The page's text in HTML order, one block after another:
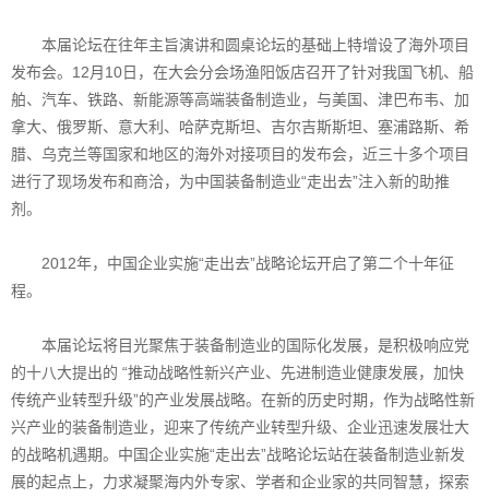
本届论坛在往年主旨演讲和圆桌论坛的基础上特增设了海外项目
发布会。12月10日，在大会分会场渔阳饭店召开了针对我国飞机、船
舶、汽车、铁路、新能源等高端装备制造业，与美国、津巴布韦、加
拿大、俄罗斯、意大利、哈萨克斯坦、吉尔吉斯斯坦、塞浦路斯、希
腊、乌克兰等国家和地区的海外对接项目的发布会，近三十多个项目
进行了现场发布和商洽，为中国装备制造业“走出去”注入新的助推
剂。
2012年，中国企业实施“走出去”战略论坛开启了第二个十年征
程。
本届论坛将目光聚焦于装备制造业的国际化发展，是积极响应党
的十八大提出的 “推动战略性新兴产业、先进制造业健康发展，加快
传统产业转型升级”的产业发展战略。在新的历史时期，作为战略性新
兴产业的装备制造业，迎来了传统产业转型升级、企业迅速发展壮大
的战略机遇期。中国企业实施“走出去”战略论坛站在装备制造业新发
展的起点上，力求凝聚海内外专家、学者和企业家的共同智慧，探索